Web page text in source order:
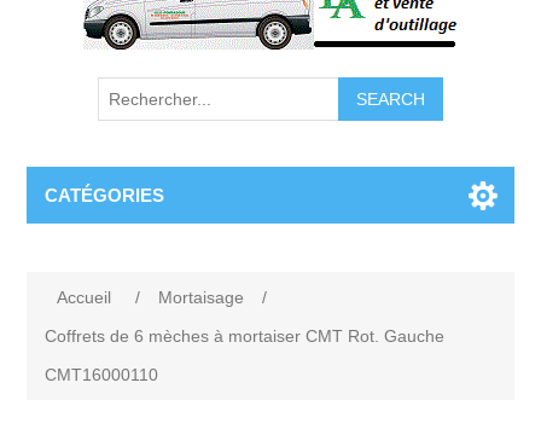
CATÉGORIES
Accueil / Mortaisage
/
Coffrets de 6 mèches à mortaiser CMT Rot. Gauche
CMT16000110